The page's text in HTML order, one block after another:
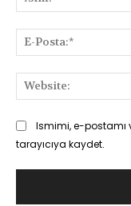
Ismimi, e-postamı
tarayıcıya kaydet.